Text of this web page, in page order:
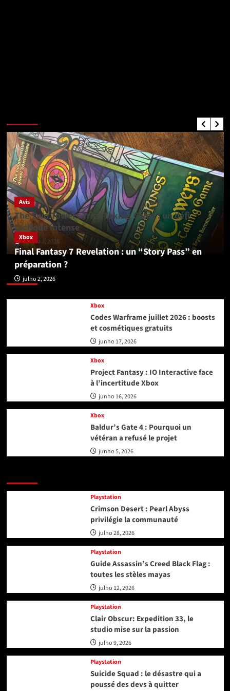
Avis
The Two Towers Trick-Taking Game : un défi
tactique intense
agosto 3, 2026
Xbox
Xbox
Final Fantasy 7 Revelation : un “Story Pass” en
préparation ?
julho 2, 2026
Xbox
Codes Warframe juillet 2026 : boosts
et cosmétiques gratuits
junho 17, 2026
Xbox
Project Fantasy : IO Interactive face
à l’incertitude Xbox
junho 16, 2026
Xbox
Baldur’s Gate 4 : Pourquoi un
vétéran a refusé le projet
junho 5, 2026
Playstation
Crimson Desert : Pearl Abyss
privilégie la communauté
julho 28, 2026
Playstation
Guide Assassin’s Creed Black Flag :
toutes les stèles mayas
julho 12, 2026
Playstation
Clair Obscur: Expedition 33, le
studio mise sur la passion
julho 9, 2026
Playstation
Suicide Squad : le désastre qui a
poussé des devs à quitter